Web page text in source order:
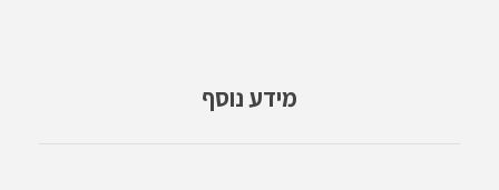
מידע נוסף